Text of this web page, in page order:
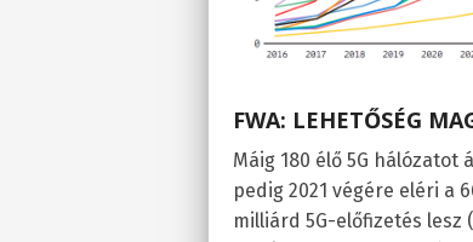
FWA: LEHETŐSÉG
Máig 180 élő 5G
pedig 2021 végére eléri a
milliárd 5G-előfizetés lesz